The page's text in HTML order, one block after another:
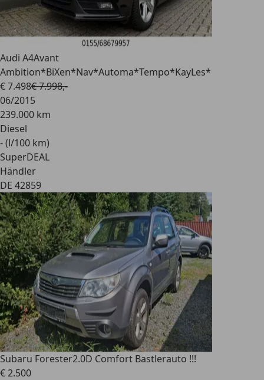
Audi A4Avant
Ambition*BiXen*Nav*Automa*Tempo*KayLes*
€ 7.498€ 7.998,-
06/2015
239.000 km
Diesel
- (l/100 km)
SuperDEAL
Händler
DE 42859
Subaru Forester2.0D Comfort Bastlerauto !!!
€ 2.500